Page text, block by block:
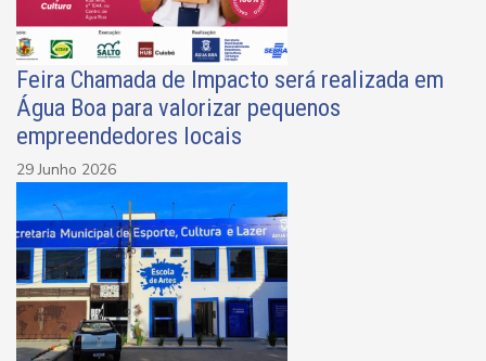
Feira Chamada de Impacto será realizada em
Água Boa para valorizar pequenos
empreendedores locais
29 Junho 2026